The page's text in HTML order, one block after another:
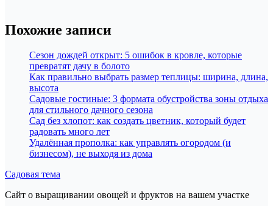
Похожие записи
Сезон дождей открыт: 5 ошибок в кровле, которые
превратят дачу в болото
Как правильно выбрать размер теплицы: ширина, длина,
высота
Садовые гостиные: 3 формата обустройства зоны отдыха
для стильного дачного сезона
Сад без хлопот: как создать цветник, который будет
радовать много лет
Удалённая прополка: как управлять огородом (и
бизнесом), не выходя из дома
Садовая тема
Сайт о выращивании овощей и фруктов на вашем участке